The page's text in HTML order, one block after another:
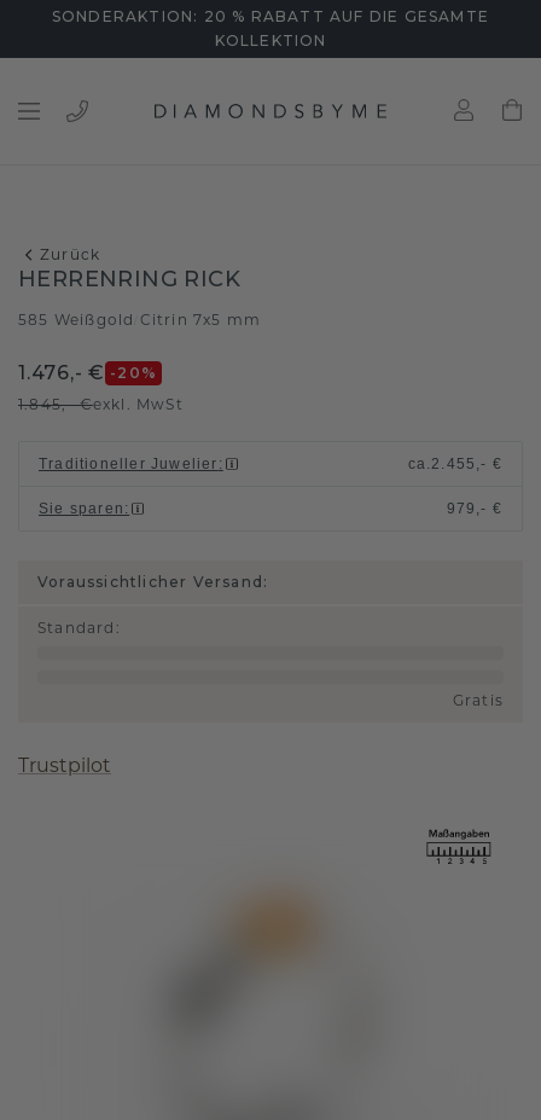
SONDERAKTION: 20 % RABATT AUF DIE GESAMTE
KOLLEKTION
Zurück
HERRENRING RICK
585 Weißgold Citrin 7x5 mm
1.476,- € -20 %
1.845,- €exkl. MwSt
Traditioneller Juwelier : ca.2.455,- €
Sie sparen : 979,- €
Voraussichtlicher Versand:
Standard :
Gratis
Trustpilot